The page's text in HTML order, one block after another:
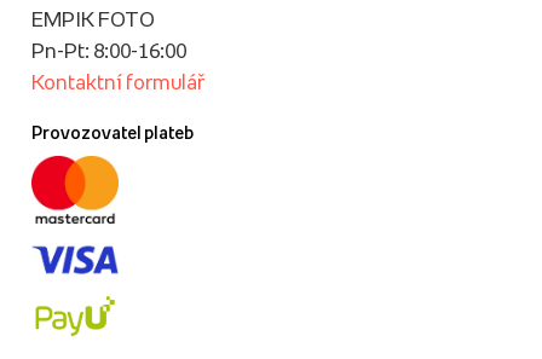
EMPIK FOTO
Pn-Pt: 8:00-16:00
Kontaktní formulář
Provozovatel plateb